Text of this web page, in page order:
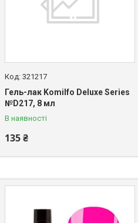
321217
Гель-лак Komilfo Deluxe Series
№D217, 8 мл
В наявності
135 ₴